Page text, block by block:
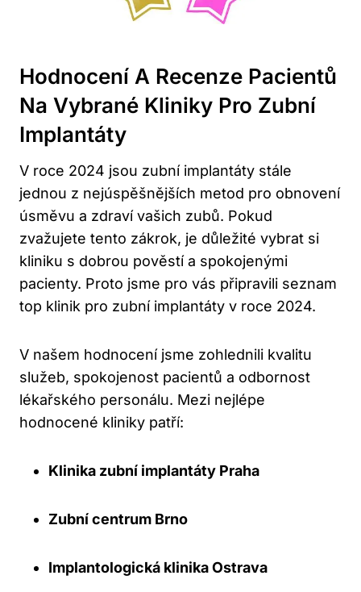
Hodnocení A Recenze Pacientů
Na Vybrané Kliniky Pro Zubní
Implantáty
V roce 2024 jsou zubní implantáty stále
jednou z nejúspěšnějších metod pro obnovení
úsměvu a zdraví vašich zubů. Pokud
zvažujete tento zákrok, je důležité vybrat si
kliniku s dobrou pověstí a spokojenými
pacienty. Proto jsme pro vás připravili seznam
top klinik pro zubní implantáty v roce 2024.
V našem hodnocení jsme zohlednili kvalitu
služeb, spokojenost pacientů a odbornost
lékařského personálu. Mezi nejlépe
hodnocené kliniky patří:
Klinika zubní implantáty Praha
Zubní centrum Brno
Implantologická klinika Ostrava